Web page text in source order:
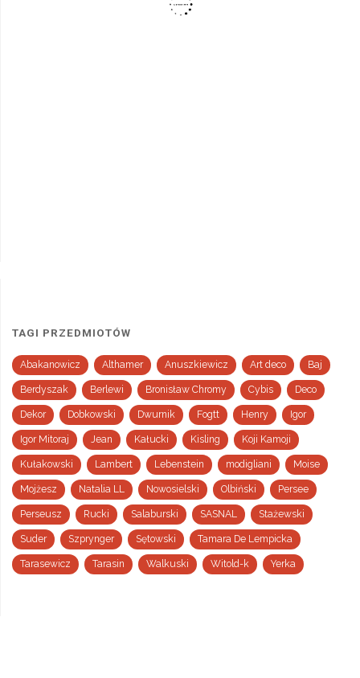
TAGI PRZEDMIOTÓW
Abakanowicz Althamer Anuszkiewicz Art deco Baj
Berdyszak Berlewi Bronisław Chromy Cybis Deco
Dekor Dobkowski Dwurnik Fogtt Henry Igor
Igor Mitoraj Jean Kałucki Kisling Koji Kamoji
Kułakowski Lambert Lebenstein modigliani Moise
Mojżesz Natalia LL Nowosielski Olbiński Persee
Perseusz Rucki Salaburski SASNAL Stażewski
Suder Szprynger Sętowski Tamara De Lempicka
Tarasewicz Tarasin Walkuski Witold-k Yerka